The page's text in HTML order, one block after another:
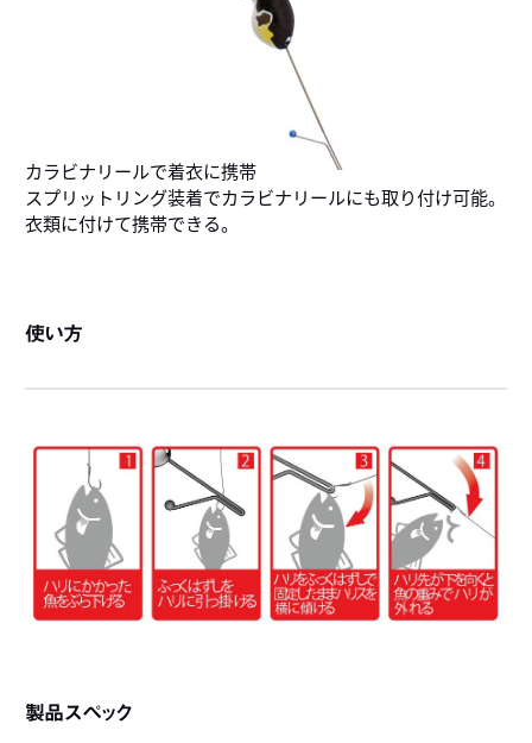
カラビナリールで着衣に携帯
スプリットリング装着でカラビナリールにも取り付け可能。
衣類に付けて携帯できる。
使い方
製品スペック